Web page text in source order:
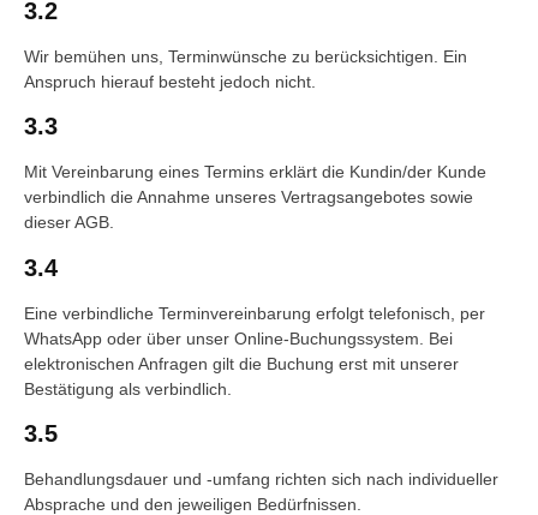
3.2
Wir bemühen uns, Terminwünsche zu berücksichtigen. Ein
Anspruch hierauf besteht jedoch nicht.
3.3
Mit Vereinbarung eines Termins erklärt die Kundin/der Kunde
verbindlich die Annahme unseres Vertragsangebotes sowie
dieser AGB.
3.4
Eine verbindliche Terminvereinbarung erfolgt telefonisch, per
WhatsApp oder über unser Online-Buchungssystem. Bei
elektronischen Anfragen gilt die Buchung erst mit unserer
Bestätigung als verbindlich.
3.5
Behandlungsdauer und -umfang richten sich nach individueller
Absprache und den jeweiligen Bedürfnissen.